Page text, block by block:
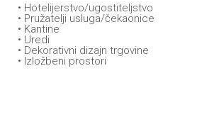
• Hotelijerstvo/ugostiteljstvo
• Pružatelji usluga/čekaonice
• Kantine
• Uredi
• Dekorativni dizajn trgovine
• Izložbeni prostori